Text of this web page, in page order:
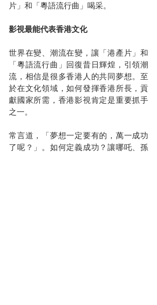
片」和「粵語流行曲」喝采。
影視最能代表香港文化
世界在變、潮流在變，讓「港產片」和
「粵語流行曲」回復昔日輝煌，引領潮
流，相信是很多香港人的共同夢想。至
於在文化領域，如何發揮香港所長，貢
獻國家所需，香港影視肯定是重要抓手
之一。
常言道，「夢想一定要有的，萬一成功
了呢？」。如何定義成功？讓哪吒、孫